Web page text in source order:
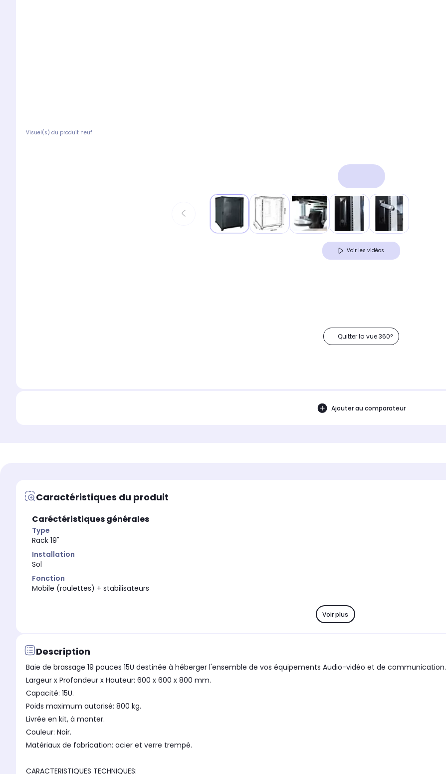
Visuel(s) du produit neuf
Voir les vidéos
Quitter la vue 360°
Ajouter au comparateur
Caractéristiques du produit
Caréctéristiques générales
Type
Rack 19"
Installation
Sol
Fonction
Mobile (roulettes) + stabilisateurs
Voir plus
Description
Baie de brassage 19 pouces 15U destinée à héberger l'ensemble de vos équipements Audio-vidéo et de communication.
Largeur x Profondeur x Hauteur: 600 x 600 x 800 mm.
Capacité: 15U.
Poids maximum autorisé: 800 kg.
Livrée en kit, à monter.
Couleur: Noir.
Matériaux de fabrication: acier et verre trempé.
CARACTERISTIQUES TECHNIQUES: